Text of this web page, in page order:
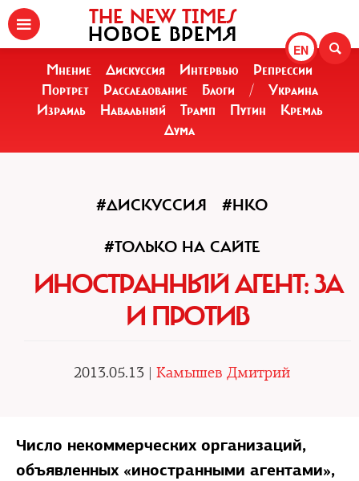
EN
THE NEW TIMES
НОВОЕ ВРЕМЯ
Мнение Дискуссия Интервью
Репрессии
Портрет
Расследование Блоги /
Украина
Израиль
Навальный Трамп Путин
Кремль
Дума
#ДИСКУССИЯ #НКО
#ТОЛЬКО НА САЙТЕ
ИНОСТРАННЫЙ АГЕНТ: ЗА
И ПРОТИВ
2013.05.13 | Камышев Дмитрий
Число некоммерческих организаций,
объявленных «иностранными агентами»,